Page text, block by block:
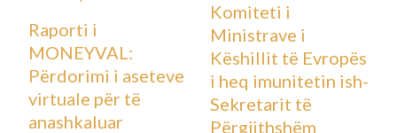
Raporti i
MONEYVAL:
Përdorimi i aseteve
virtuale për të
anashkaluar
Komiteti i
Ministrave i
Këshillit të Evropës
i heq imunitetin ish-
Sekretarit të
Përgjithshëm